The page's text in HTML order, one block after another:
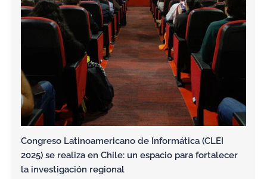
Congreso Latinoamericano de Informática (CLEI
2025) se realiza en Chile: un espacio para fortalecer
la investigación regional